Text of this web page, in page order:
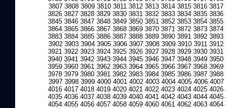
3807 3808 3809 3810 3811 3812 3813 3814 3815 3816 3817
3826 3827 3828 3829 3830 3831 3832 3833 3834 3835 3836
3845 3846 3847 3848 3849 3850 3851 3852 3853 3854 3855
3864 3865 3866 3867 3868 3869 3870 3871 3872 3873 3874
3883 3884 3885 3886 3887 3888 3889 3890 3891 3892 3893
3902 3903 3904 3905 3906 3907 3908 3909 3910 3911 3912
3921 3922 3923 3924 3925 3926 3927 3928 3929 3930 3931
3940 3941 3942 3943 3944 3945 3946 3947 3948 3949 3950
3959 3960 3961 3962 3963 3964 3965 3966 3967 3968 3969
3978 3979 3980 3981 3982 3983 3984 3985 3986 3987 3988
3997 3998 3999 4000 4001 4002 4003 4004 4005 4006 4007
4016 4017 4018 4019 4020 4021 4022 4023 4024 4025 4026
4035 4036 4037 4038 4039 4040 4041 4042 4043 4044 4045
4054 4055 4056 4057 4058 4059 4060 4061 4062 4063 4064